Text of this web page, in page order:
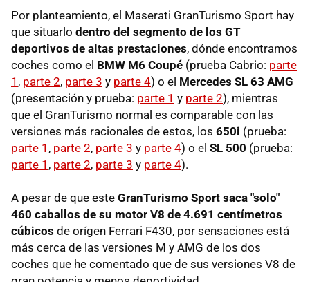
Por planteamiento, el Maserati GranTurismo Sport hay
que situarlo dentro del segmento de los GT
deportivos de altas prestaciones, dónde encontramos
coches como el BMW M6 Coupé (prueba Cabrio: parte
1 , parte 2, parte 3 y parte 4) o el Mercedes SL 63 AMG
(presentación y prueba: parte 1 y parte 2), mientras
que el GranTurismo normal es comparable con las
versiones más racionales de estos, los 650i (prueba:
parte 1 , parte 2, parte 3 y parte 4) o el SL 500 (prueba:
parte 1 , parte 2, parte 3 y parte 4).
A pesar de que este GranTurismo Sport saca "solo"
460 caballos de su motor V8 de 4.691 centímetros
cúbicos de orígen Ferrari F430, por sensaciones está
más cerca de las versiones M y AMG de los dos
coches que he comentado que de sus versiones V8 de